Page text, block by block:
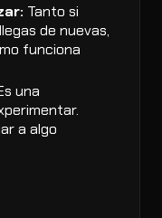
Tanto si
de nuevas,
funciona
una
a algo